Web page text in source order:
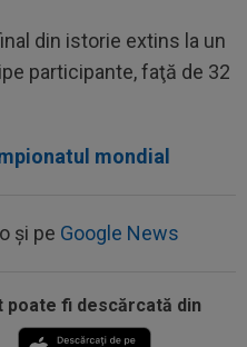
din istorie extins la un
participante, faţă de 32
mondial
și pe Google News
poate fi descărcată din
pe care i-a făcut-o